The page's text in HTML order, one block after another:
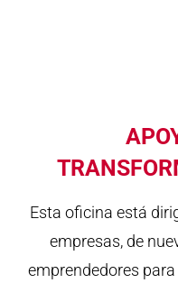
Esta oficina está
empresas, de
emprendedores